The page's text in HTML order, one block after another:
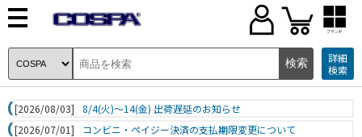
ブランド
詳細
検索
[2026/08/03]
8/4(火)～14(金) 出荷遅延のお知らせ
[2026/07/01]
コンビニ・ペイジー決済の支払期限変更について